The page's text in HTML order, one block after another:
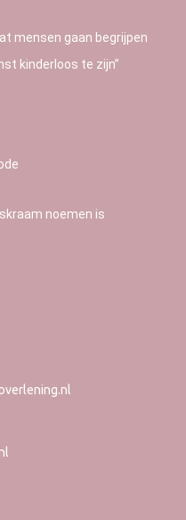
mensen gaan begrijpen
kinderloos te zijn”
noemen is